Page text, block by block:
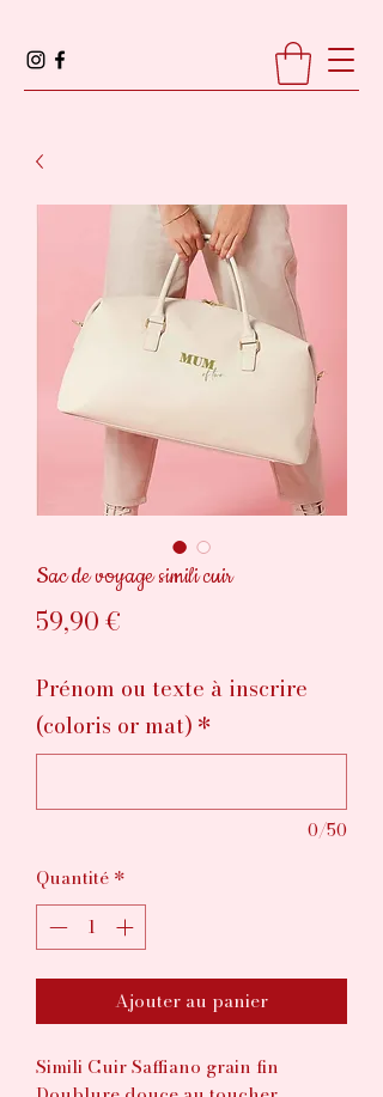
Sac de voyage simili cuir
59,90 €
Prénom ou texte à inscrire
(coloris or mat) *
0/50
Quantité *
Ajouter au panier
Simili Cuir Saffiano grain fin